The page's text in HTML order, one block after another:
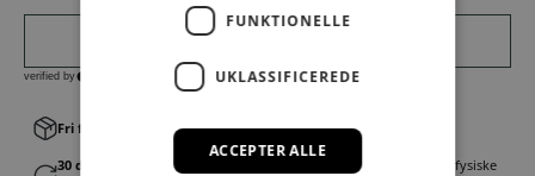
Fri fragt v. køb over 499,00 kr.│Levering 1-3 hverdage
30 dages fortrydelsesret
│Byt eller returner gratis i en af vores fysiske
FUNKTIONELLE
UKLASSIFICEREDE
ACCEPTER ALLE